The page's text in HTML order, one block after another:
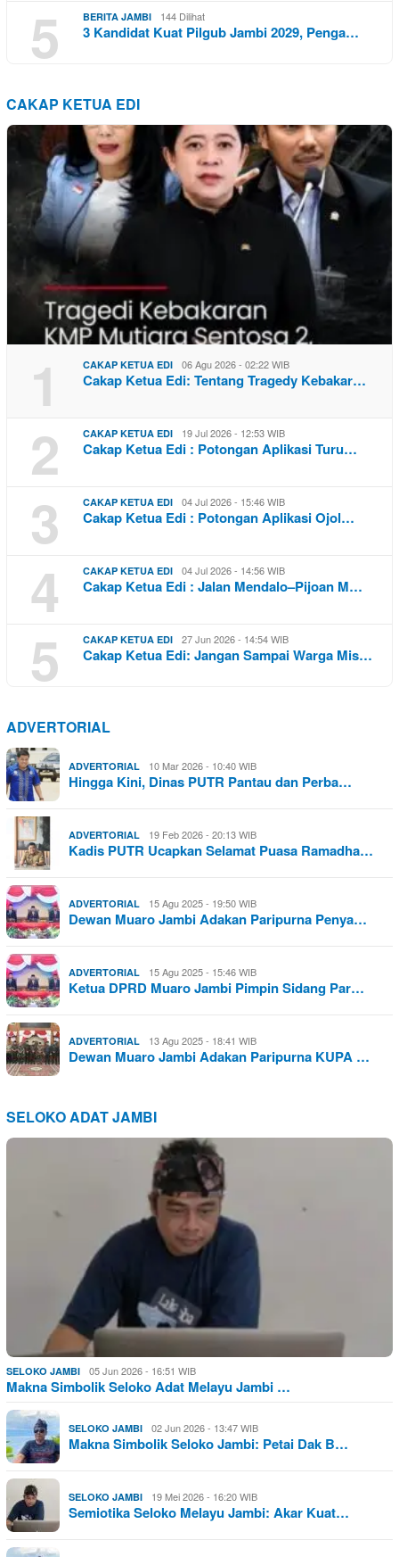
5
BERITA JAMBI 144 Dilihat
3 Kandidat Kuat Pilgub Jambi 2029, Penga…
CAKAP KETUA EDI
1 CAKAP KETUA EDI 06 Agu 2026 - 02:22 WIB
Cakap Ketua Edi: Tentang Tragedy Kebakar…
2 CAKAP KETUA EDI 19 Jul 2026 - 12:53 WIB
Cakap Ketua Edi : Potongan Aplikasi Turu…
3 CAKAP KETUA EDI 04 Jul 2026 - 15:46 WIB
Cakap Ketua Edi : Potongan Aplikasi Ojol…
4 CAKAP KETUA EDI 04 Jul 2026 - 14:56 WIB
Cakap Ketua Edi : Jalan Mendalo–Pijoan M…
5 CAKAP KETUA EDI 27 Jun 2026 - 14:54 WIB
Cakap Ketua Edi: Jangan Sampai Warga Mis…
ADVERTORIAL
ADVERTORIAL 10 Mar 2026 - 10:40 WIB
Hingga Kini, Dinas PUTR Pantau dan Perba…
ADVERTORIAL 19 Feb 2026 - 20:13 WIB
Kadis PUTR Ucapkan Selamat Puasa Ramadha…
ADVERTORIAL 15 Agu 2025 - 19:50 WIB
Dewan Muaro Jambi Adakan Paripurna Penya…
ADVERTORIAL 15 Agu 2025 - 15:46 WIB
Ketua DPRD Muaro Jambi Pimpin Sidang Par…
ADVERTORIAL 13 Agu 2025 - 18:41 WIB
Dewan Muaro Jambi Adakan Paripurna KUPA …
SELOKO ADAT JAMBI
SELOKO JAMBI 05 Jun 2026 - 16:51 WIB
Makna Simbolik Seloko Adat Melayu Jambi …
SELOKO JAMBI 02 Jun 2026 - 13:47 WIB
Makna Simbolik Seloko Jambi: Petai Dak B…
SELOKO JAMBI 19 Mei 2026 - 16:20 WIB
Semiotika Seloko Melayu Jambi: Akar Kuat…